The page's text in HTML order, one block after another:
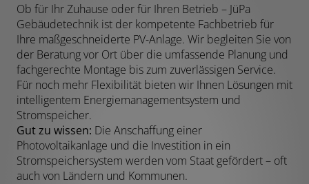
Ob für Ihr Zuhause oder für Ihren Betrieb – JüPa
Gebäudetechnik ist der kompetente Fachbetrieb für
Ihre maßgeschneiderte PV-Anlage. Wir begleiten Sie von
der Beratung vor Ort über die umfassende Planung und
fachgerechte Montage bis zum zuverlässigen Service.
Für noch mehr Flexibilität bieten wir Ihnen Lösungen mit
intelligentem Energiemanagementsystem und
Stromspeicher.
Gut zu wissen: Die Anschaffung einer
Photovoltaikanlage und die Investition in ein
Stromspeichersystem werden vom Staat gefördert – oft
auch von Ländern und Kommunen.